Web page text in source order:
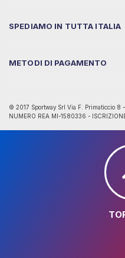
SPEDIAMO IN TUTTA ITALIA
METODI DI PAGAMENTO
© 2017 Sportway Srl Via F. Primaticcio 8
NUMERO REA MI-1580336 -